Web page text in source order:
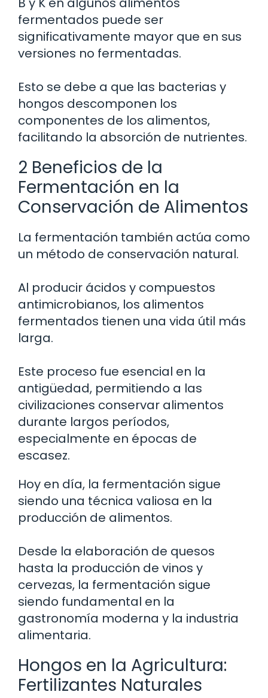
fermentados puede ser
significativamente mayor que en sus
versiones no fermentadas.
Esto se debe a que las bacterias y
hongos descomponen los
componentes de los alimentos,
facilitando la absorción de nutrientes.
2 Beneficios de la
Fermentación en la
Conservación de Alimentos
La fermentación también actúa como
un método de conservación natural.
Al producir ácidos y compuestos
antimicrobianos, los alimentos
fermentados tienen una vida útil más
larga.
Este proceso fue esencial en la
antigüedad, permitiendo a las
civilizaciones conservar alimentos
durante largos períodos,
especialmente en épocas de
escasez.
Hoy en día, la fermentación sigue
siendo una técnica valiosa en la
producción de alimentos.
Desde la elaboración de quesos
hasta la producción de vinos y
cervezas, la fermentación sigue
siendo fundamental en la
gastronomía moderna y la industria
alimentaria.
Hongos en la Agricultura:
Fertilizantes Naturales